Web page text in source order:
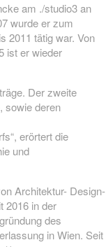
am ./studio3 an
wurde er zum
2011 tätig war. Von
ist er wieder
Der zweite
sowie deren
erörtert die
und
Architektur- Design-
2016 in der
des
in Wien. Seit